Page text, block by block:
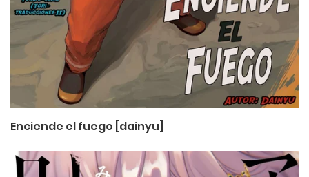
Enciende el fuego [dainyu]